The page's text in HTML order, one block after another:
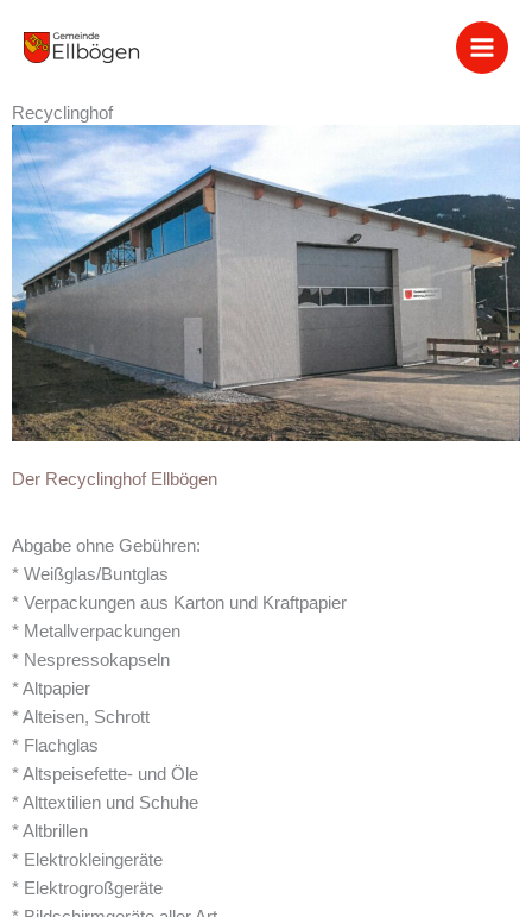
Inhalt
Recyclinghof
Der Recyclinghof Ellbögen
Abgabe ohne Gebühren:
* Weißglas/Buntglas
* Verpackungen aus Karton und Kraftpapier
* Metallverpackungen
* Nespressokapseln
* Altpapier
* Alteisen, Schrott
* Flachglas
* Altspeisefette- und Öle
* Alttextilien und Schuhe
* Altbrillen
* Elektrokleingeräte
* Elektrogroßgeräte